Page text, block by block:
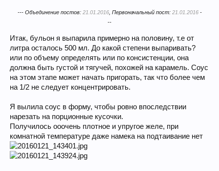
--- Объединение постов: 21.01.2016, Первоначальный пост: 21.01.2016-
--
Итак, бульон я выпарила примерно на половину, т.е от
литра осталось 500 мл. До какой степени выпаривать?
или по объему определять или по консистенции, она
должна быть густой и тягучей, похожей на карамель. Соус
на этом этапе может начать пригорать, так что более чем
на 1/2 не следует концентрировать.
Я вылила соус в форму, чтобы ровно впоследствии
нарезать на порционные кусочки.
Получилось ооочень плотное и упругое желе, при
комнатной температуре даже намека на подтаивание нет